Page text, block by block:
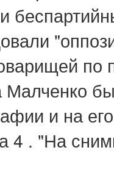
по
Малченко
и на
4 . "На